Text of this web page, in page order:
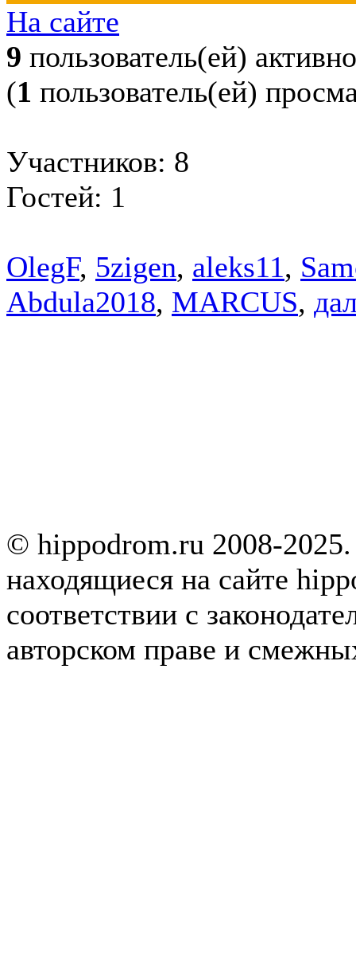
На сайте
9 пользователь(ей) активно
(1 пользователь(ей)
Участников: 8
Гостей: 1
OlegF, 5zigen, aleks11,
Abdula2018, MARCUS,
© hippodrom.ru 2008-
находящиеся на сайте
соответствии с
авторском праве и